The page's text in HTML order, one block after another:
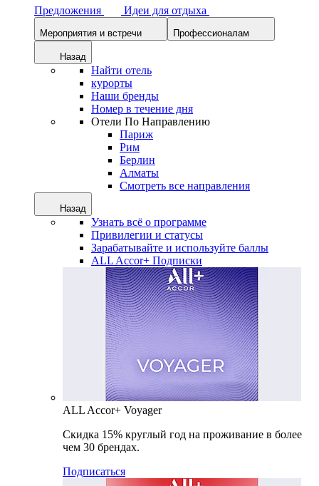
Предложения Идеи для отдыха
Мероприятия и встречи Профессионалам
Назад
Найти отель
курорты
Наши бренды
Номер в течение дня
Отели По Направлению
Париж
Рим
Берлин
Алматы
Смотреть все направления
Назад
Узнать всё о программе
Привилегии и статусы
Зарабатывайте и используйте баллы
ALL Accor+ Подписки
ALL Accor+ Voyager
Скидка 15% круглый год на проживание в более
чем 30 брендах.
Подписаться